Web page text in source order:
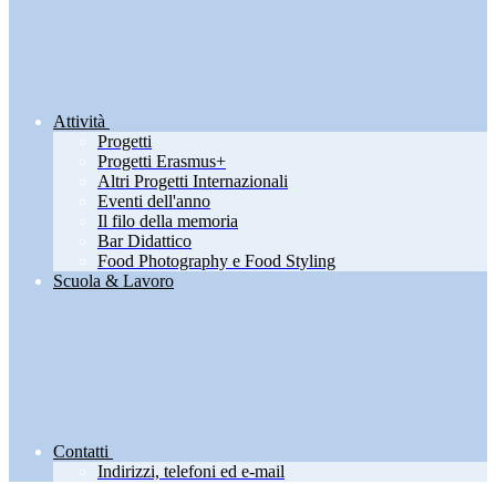
Attività
Progetti
Progetti Erasmus+
Altri Progetti Internazionali
Eventi dell'anno
Il filo della memoria
Bar Didattico
Food Photography e Food Styling
Scuola & Lavoro
Contatti
Indirizzi, telefoni ed e-mail